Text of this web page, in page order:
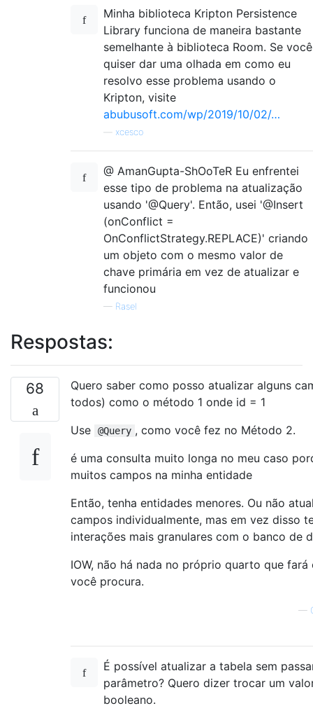
Minha biblioteca Kripton Persistence
Library funciona de maneira bastante
semelhante à biblioteca Room. Se você
quiser dar uma olhada em como eu
resolvo esse problema usando o
Kripton, visite
abubusoft.com/wp/2019/10/02/…
xcesco
@ AmanGupta-ShOoTeR Eu enfrentei
esse tipo de problema na atualização
usando '@Query'. Então, usei '@Insert
(onConflict =
OnConflictStrategy.REPLACE)' criando
um objeto com o mesmo valor de
chave primária em vez de atualizar e
funcionou
— Rasel
Respostas:
68
Quero saber como posso atualizar alguns
todos) como o método 1 onde id = 1
Use
@Query , como você fez no Método 2.
é uma consulta muito longa no meu caso
muitos campos na minha entidade
Então, tenha entidades menores. Ou não
campos individualmente, mas em vez disso
interações mais granulares com o banco de
IOW, não há nada no próprio quarto que fará
você procura.
—
É possível atualizar a tabela sem
parâmetro? Quero dizer trocar um
booleano.